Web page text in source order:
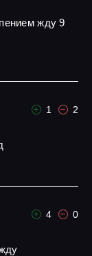
жду 9
1 2
4 0